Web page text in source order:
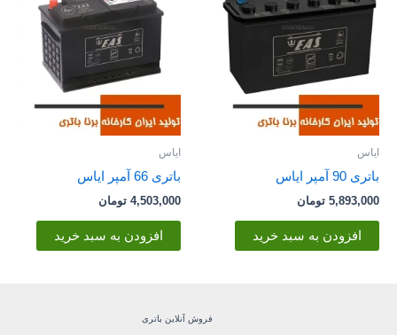
ایاس
باتری 90 آمپر ایاس
5,893,000 تومان
افزودن به سبد خرید
ایاس
باتری 66 آمپر ایاس
4,503,000 تومان
افزودن به سبد خرید
فروش آنلاین باتری